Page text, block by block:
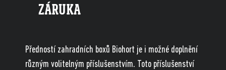
ZÁRUKA
Předností zahradních boxů Biohort je i možné doplnění
různým volitelným příslušenstvím. Toto příslušenství